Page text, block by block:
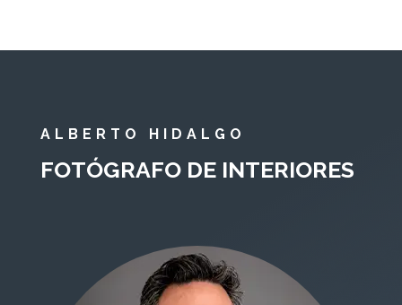
ALBERTO HIDALGO
FOTÓGRAFO DE INTERIORES